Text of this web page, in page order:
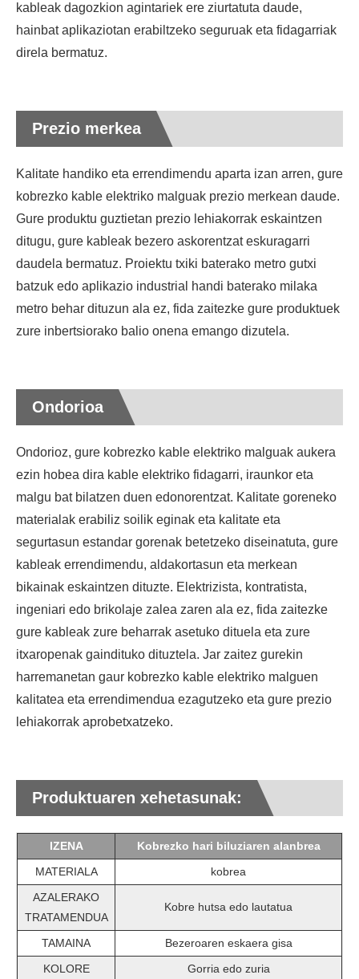
kableak dagozkion agintariek ere ziurtatuta daude,
hainbat aplikaziotan erabiltzeko seguruak eta fidagarriak
direla bermatuz.
Prezio merkea
Kalitate handiko eta errendimendu aparta izan arren, gure
kobrezko kable elektriko malguak prezio merkean daude.
Gure produktu guztietan prezio lehiakorrak eskaintzen
ditugu, gure kableak bezero askorentzat eskuragarri
daudela bermatuz. Proiektu txiki baterako metro gutxi
batzuk edo aplikazio industrial handi baterako milaka
metro behar dituzun ala ez, fida zaitezke gure produktuek
zure inbertsiorako balio onena emango dizutela.
Ondorioa
Ondorioz, gure kobrezko kable elektriko malguak aukera
ezin hobea dira kable elektriko fidagarri, iraunkor eta
malgu bat bilatzen duen edonorentzat. Kalitate goreneko
materialak erabiliz soilik eginak eta kalitate eta
segurtasun estandar gorenak betetzeko diseinatuta, gure
kableak errendimendu, aldakortasun eta merkean
bikainak eskaintzen dituzte. Elektrizista, kontratista,
ingeniari edo brikolaje zalea zaren ala ez, fida zaitezke
gure kableak zure beharrak asetuko dituela eta zure
itxaropenak gaindituko dituztela. Jar zaitez gurekin
harremanetan gaur kobrezko kable elektriko malguen
kalitatea eta errendimendua ezagutzeko eta gure prezio
lehiakorrak aprobetxatzeko.
Produktuaren xehetasunak:
IZENA
Kobrezko hari biluziaren alanbrea
MATERIALA
kobrea
AZALERAKO
TRATAMENDUA
Kobre hutsa edo lautatua
TAMAINA
Bezeroaren eskaera gisa
KOLORE
Gorria edo zuria